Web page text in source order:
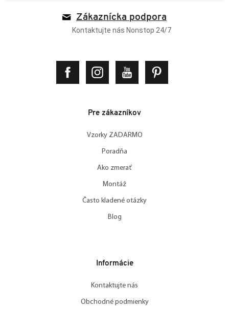
Zákaznícka podpora
Kontaktujte nás Nonstop 24/7
Pre zákazníkov
Vzorky ZADARMO
Poradňa
Ako zmerať
Montáž
Často kladené otázky
Blog
Informácie
Kontaktujte nás
Obchodné podmienky